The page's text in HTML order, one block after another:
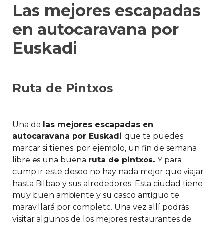
Las mejores escapadas
en autocaravana por
Euskadi
Ruta de Pintxos
Una de las mejores escapadas en
autocaravana por Euskadi que te puedes
marcar si tienes, por ejemplo, un fin de semana
libre es una buena ruta de pintxos. Y para
cumplir este deseo no hay nada mejor que viajar
hasta Bilbao y sus alrededores. Esta ciudad tiene
muy buen ambiente y su casco antiguo te
maravillará por completo. Una vez allí podrás
visitar algunos de los mejores restaurantes de